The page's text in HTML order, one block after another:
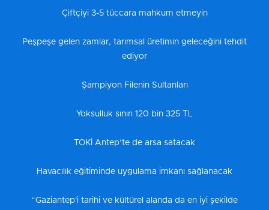
Çiftçiyi 3-5 tüccara mahkum etmeyin
Peşpeşe gelen zamlar, tarımsal üretimin geleceğini tehdit
ediyor
Şampiyon Filenin Sultanları
Yoksulluk sınırı 120 bin 325 TL
TOKİ Antep’te de arsa satacak
Havacılık eğitiminde uygulama imkanı sağlanacak
“Gaziantep'i tarihi ve kültürel alanda da en iyi şekilde